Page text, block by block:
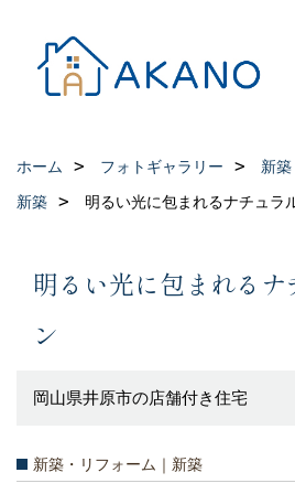
ホーム フォトギャラリー
新
新築
明るい光に包まれるナチュラ
明るい光に包まれるナ
ン
岡山県井原市の店舗付き住宅
新築・リフォーム｜新築